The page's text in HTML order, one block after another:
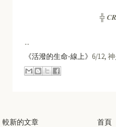
╬CR
--
《活潑的生命-線上》6/12,
較新的文章 首頁